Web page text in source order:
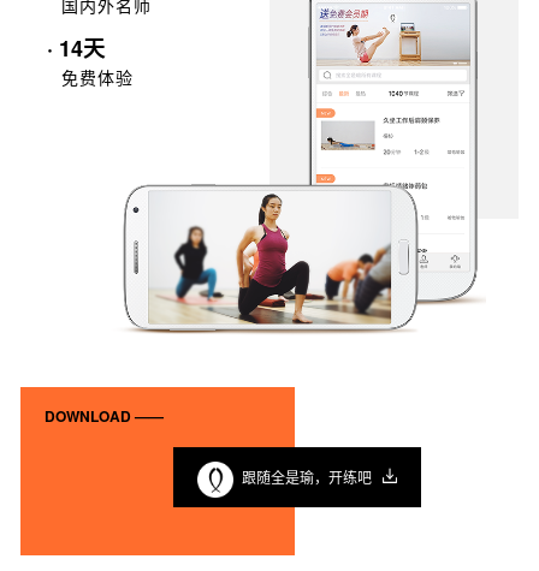
国内外名师
· 14天
免费体验
DOWNLOAD ——
跟随全是瑜，开练吧